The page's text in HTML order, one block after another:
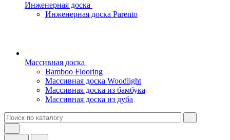
Инженерная доска
Инженерная доска Parento
Массивная доска
Bamboo Flooring
Массивная доска Woodlight
Массивная доска из бамбука
Массивная доска из дуба